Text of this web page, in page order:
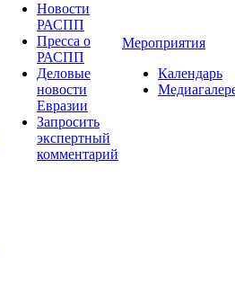
Новости
РАСПП
Пресса о
РАСПП
Деловые
новости
Евразии
Запросить
экспертный
комментарий
Мероприятия
Календарь